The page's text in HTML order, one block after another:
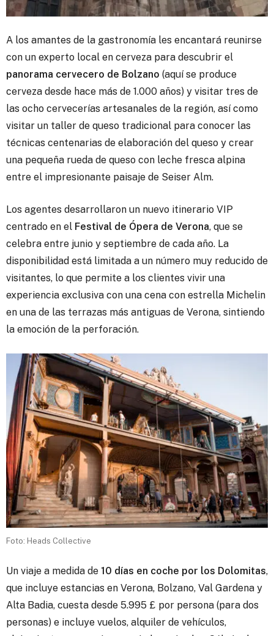
A los amantes de la gastronomía les encantará reunirse
con un experto local en cerveza para descubrir el
panorama cervecero de Bolzano (aquí se produce
cerveza desde hace más de 1.000 años) y visitar tres de
las ocho cervecerías artesanales de la región, así como
visitar un taller de queso tradicional para conocer las
técnicas centenarias de elaboración del queso y crear
una pequeña rueda de queso con leche fresca alpina
entre el impresionante paisaje de Seiser Alm.
Los agentes desarrollaron un nuevo itinerario VIP
centrado en el Festival de Ópera de Verona, que se
celebra entre junio y septiembre de cada año. La
disponibilidad está limitada a un número muy reducido de
visitantes, lo que permite a los clientes vivir una
experiencia exclusiva con una cena con estrella Michelin
en una de las terrazas más antiguas de Verona, sintiendo
la emoción de la perforación.
Foto: Heads Collective
Un viaje a medida de 10 días en coche por los Dolomitas,
que incluye estancias en Verona, Bolzano, Val Gardena y
Alta Badia, cuesta desde 5.995 £ por persona (para dos
personas) e incluye vuelos, alquiler de vehículos,